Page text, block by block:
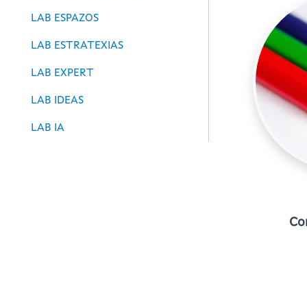
LAB ESPAZOS
LAB ESTRATEXIAS
LAB EXPERT
LAB IDEAS
LAB IA